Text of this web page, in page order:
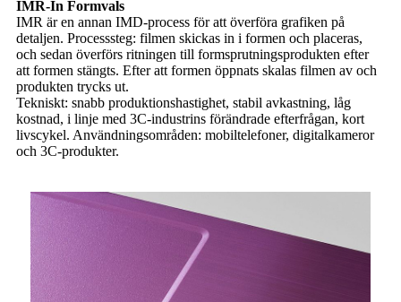
IMR-In Formvals
IMR är en annan IMD-process för att överföra grafiken på
detaljen. Processsteg: filmen skickas in i formen och placeras,
och sedan överförs ritningen till formsprutningsprodukten efter
att formen stängts. Efter att formen öppnats skalas filmen av och
produkten trycks ut.
Tekniskt: snabb produktionshastighet, stabil avkastning, låg
kostnad, i linje med 3C-industrins förändrade efterfrågan, kort
livscykel. Användningsområden: mobiltelefoner, digitalkameror
och 3C-produkter.